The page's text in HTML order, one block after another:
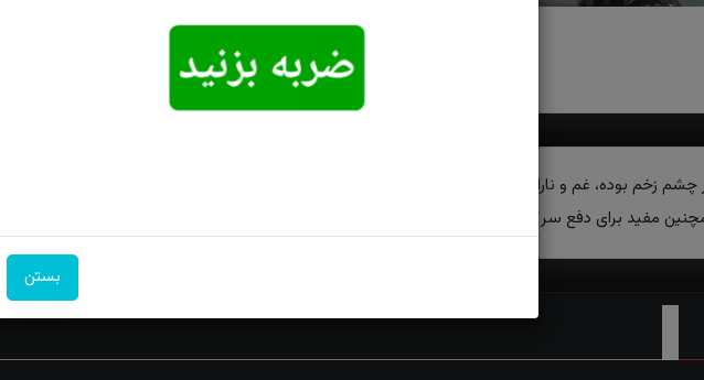
امکان پرداخت
در محل
چشم زخم بوده، غم و ناراحتی‌ها را دور می کند. خواص و فواید جسمی سنگ عقیق: عقیق معده را تقویت
مفید برای دفع سر درد و گرفتاری‌های عضلانی و خستگی چشمها است و مناسب دوران بارداری می‌باشد.
بستن